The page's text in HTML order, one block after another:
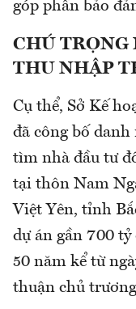
góp phần bảo
CHÚ TRỌNG
THU NHẬP
Cụ thể, Sở Kế
đã công bố danh
tìm nhà đầu tư
tại thôn Nam
Việt Yên, tỉnh
dự án gần 700
50 năm kể từ
thuận chủ